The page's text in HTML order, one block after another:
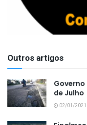
Outros artigos
de Julho
02/01/2021